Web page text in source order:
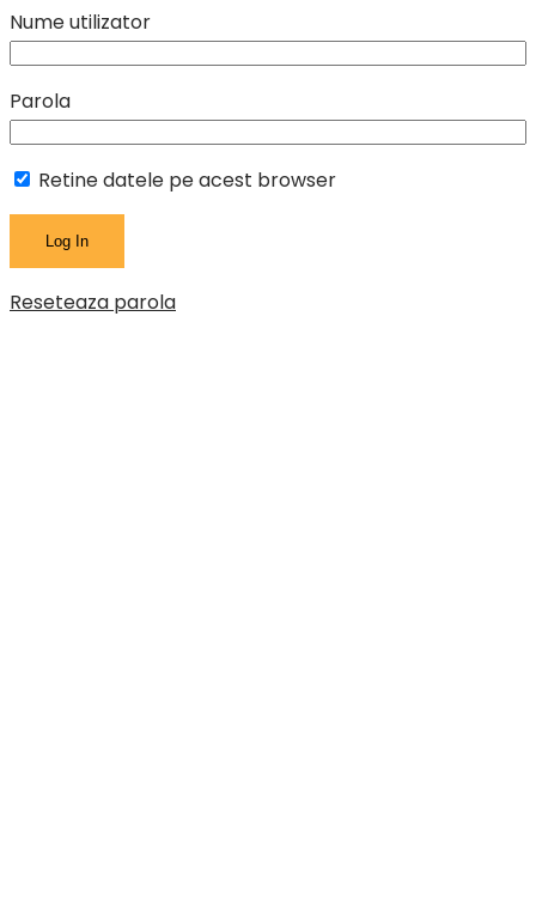
Nume utilizator
Parola
Retine datele pe acest browser
Reseteaza parola